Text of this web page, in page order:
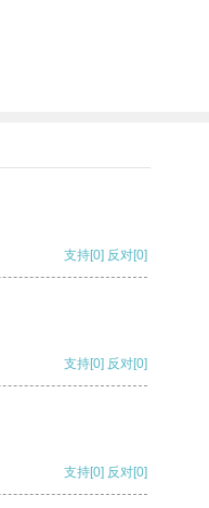
支持[0] 反对[0]
支持[0] 反对[0]
支持[0] 反对[0]